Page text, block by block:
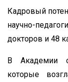
Кадровый
научно-
докторов и 48
В Академии
которые